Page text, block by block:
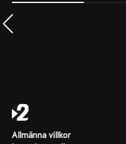
Allmänna villkor